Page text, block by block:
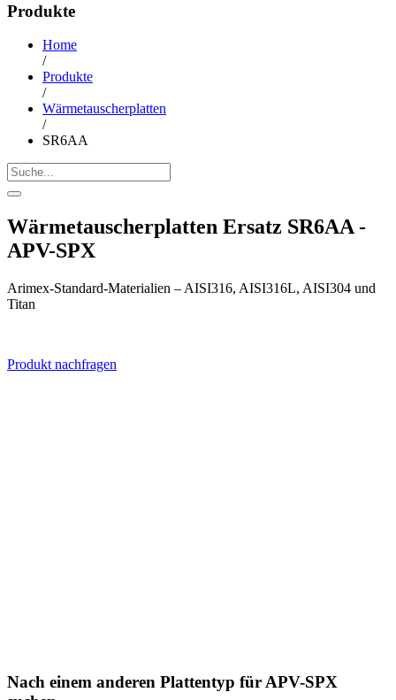
Produkte
Home
/
Produkte
/
Wärmetauscherplatten
/
SR6AA
Wärmetauscherplatten Ersatz SR6AA -
APV-SPX
Arimex-Standard-Materialien – AISI316, AISI316L, AISI304 und
Titan
Produkt nachfragen
Nach einem anderen Plattentyp für APV-SPX